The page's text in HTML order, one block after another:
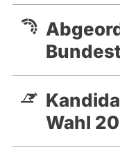
Wahl